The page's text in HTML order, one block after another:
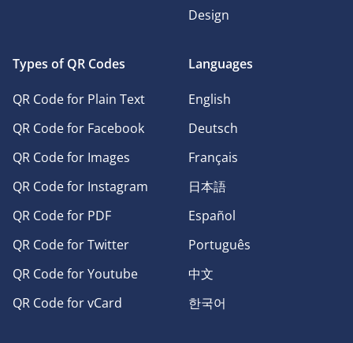
Design
Types of QR Codes
QR Code for Plain Text
QR Code for Facebook
QR Code for Images
QR Code for Instagram
QR Code for PDF
QR Code for Twitter
QR Code for Youtube
QR Code for vCard
Languages
English
Deutsch
Français
日本語
Español
Português
中文
한국어